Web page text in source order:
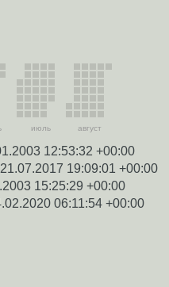
июль август
12:53:32 +00:00
21.07.2017 19:09:01 +00:00
15:25:29 +00:00
06:11:54 +00:00